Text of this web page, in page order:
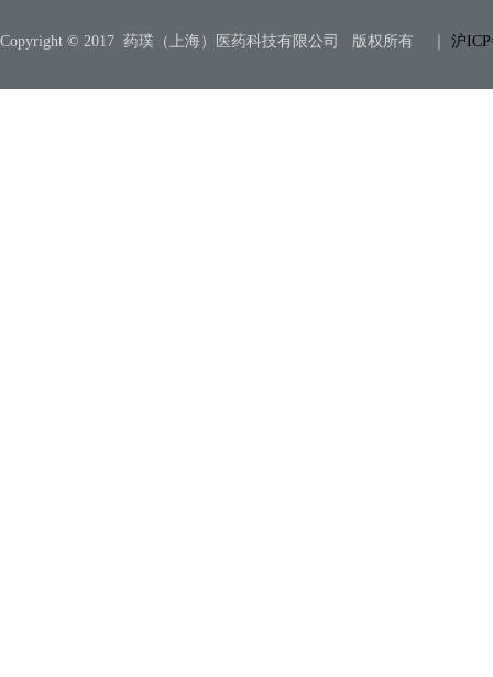
Copyright © 2017 药璞（上海）医药科技有限公司 版权所有 ｜ 沪